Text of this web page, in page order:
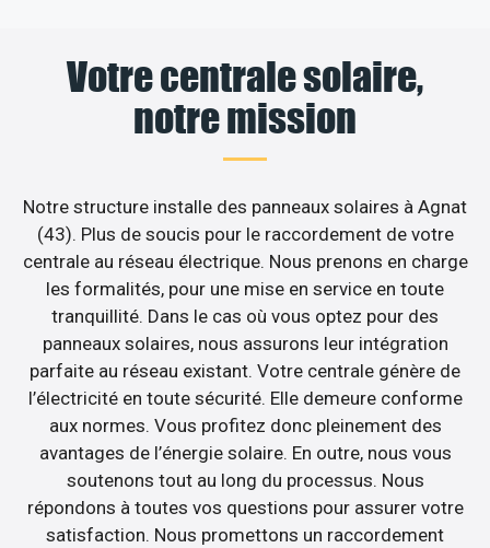
Votre centrale solaire,
notre mission
Notre structure installe des panneaux solaires à Agnat
(43). Plus de soucis pour le raccordement de votre
centrale au réseau électrique. Nous prenons en charge
les formalités, pour une mise en service en toute
tranquillité. Dans le cas où vous optez pour des
panneaux solaires, nous assurons leur intégration
parfaite au réseau existant. Votre centrale génère de
l’électricité en toute sécurité. Elle demeure conforme
aux normes. Vous profitez donc pleinement des
avantages de l’énergie solaire. En outre, nous vous
soutenons tout au long du processus. Nous
répondons à toutes vos questions pour assurer votre
satisfaction. Nous promettons un raccordement